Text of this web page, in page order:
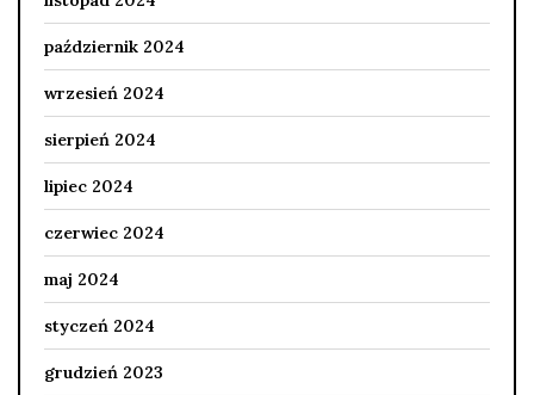
październik 2024
wrzesień 2024
sierpień 2024
lipiec 2024
czerwiec 2024
maj 2024
styczeń 2024
grudzień 2023